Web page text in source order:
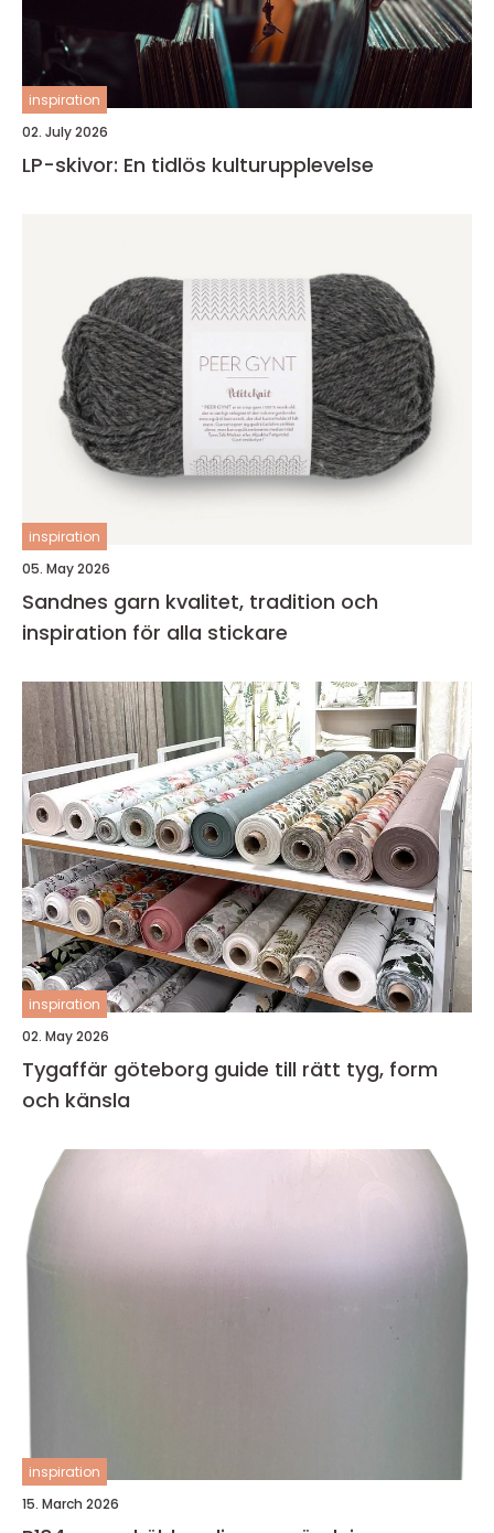
inspiration
02. July 2026
LP-skivor: En tidlös kulturupplevelse
inspiration
05. May 2026
Sandnes garn kvalitet, tradition och
inspiration för alla stickare
inspiration
02. May 2026
Tygaffär göteborg guide till rätt tyg, form
och känsla
inspiration
15. March 2026